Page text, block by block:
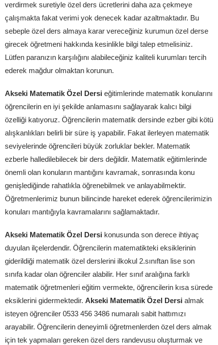
verdirmek suretiyle özel ders ücretlerini daha aza çekmeye
çalışmakta fakat verimi yok denecek kadar azaltmaktadır. Bu
sebeple özel ders almaya karar vereceğiniz kurumun özel derse
girecek öğretmeni hakkında kesinlikle bilgi talep etmelisiniz.
Lütfen paranızın karşılığını alabileceğiniz kaliteli kurumları tercih
ederek mağdur olmaktan korunun.
Akseki Matematik Özel Dersi eğitimlerinde matematik konularını
öğrencilerin en iyi şekilde anlamasını sağlayarak kalıcı bilgi
özelliği katıyoruz. Öğrencilerin matematik dersinde ezber gibi kötü
alışkanlıkları belirli bir süre iş yapabilir. Fakat ilerleyen matematik
seviyelerinde öğrencileri büyük zorluklar bekler. Matematik
ezberle halledilebilecek bir ders değildir. Matematik eğitimlerinde
önemli olan konuların mantığını kavramak, sonrasında konu
genişlediğinde rahatlıkla öğrenebilmek ve anlayabilmektir.
Öğretmenlerimiz bunun bilincinde hareket ederek öğrencilerimizin
konuları mantığıyla kavramalarını sağlamaktadır.
Akseki Matematik Özel Dersi konusunda son derece ihtiyaç
duyulan ilçelerdendir. Öğrencilerin matematikteki eksiklerinin
giderildiği matematik özel derslerini ilkokul 2.sınıftan lise son
sınıfa kadar olan öğrenciler alabilir. Her sınıf aralığına farklı
matematik öğretmenleri eğitim vermekte, öğrencilerin kısa sürede
eksiklerini gidermektedir. Akseki Matematik Özel Dersi almak
isteyen öğrenciler 0533 456 3486 numaralı sabit hattımızı
arayabilir. Öğrencilerin deneyimli öğretmenlerden özel ders almak
için tek yapmaları gereken özel ders randevusu oluşturmak ve